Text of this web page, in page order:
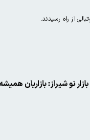
نو شیراز: بازاریان